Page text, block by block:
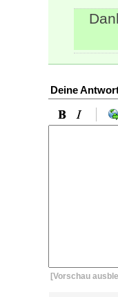
Deine
[Vorschau